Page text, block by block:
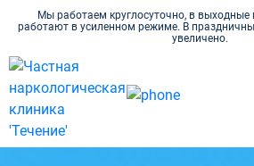
Мы работаем круглосуточно, в выходные
работают в усиленном режиме. В
увеличено.
в Усинске